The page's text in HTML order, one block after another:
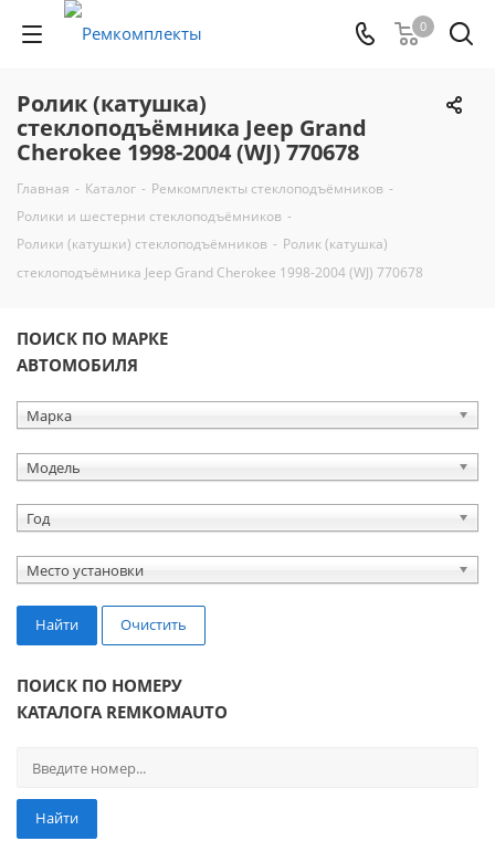
0
Ролик (катушка)
стеклоподъёмника Jeep Grand
Cherokee 1998-2004 (WJ) 770678
Главная - Каталог - Ремкомплекты стеклоподъёмников -
Ролики и шестерни стеклоподъёмников -
Ролики (катушки) стеклоподъёмников - Ролик (катушка)
стеклоподъёмника Jeep Grand Cherokee 1998-2004 (WJ) 770678
ПОИСК ПО МАРКЕ
АВТОМОБИЛЯ
Марка
Модель
Год
Место установки
Найти Очистить
ПОИСК ПО НОМЕРУ
КАТАЛОГА REMKOMAUTO
Найти